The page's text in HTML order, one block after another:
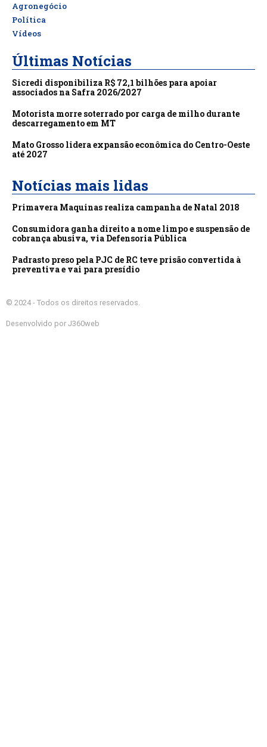
Agronegócio
Política
Vídeos
Últimas Notícias
Sicredi disponibiliza R$ 72,1 bilhões para apoiar
associados na Safra 2026/2027
Motorista morre soterrado por carga de milho durante
descarregamento em MT
Mato Grosso lidera expansão econômica do Centro-Oeste
até 2027
Notícias mais lidas
Primavera Maquinas realiza campanha de Natal 2018
Consumidora ganha direito a nome limpo e suspensão de
cobrança abusiva, via Defensoria Pública
Padrasto preso pela PJC de RC teve prisão convertida à
preventiva e vai para presídio
© 2024 - Todos os direitos reservados.
Desenvolvido por J360web